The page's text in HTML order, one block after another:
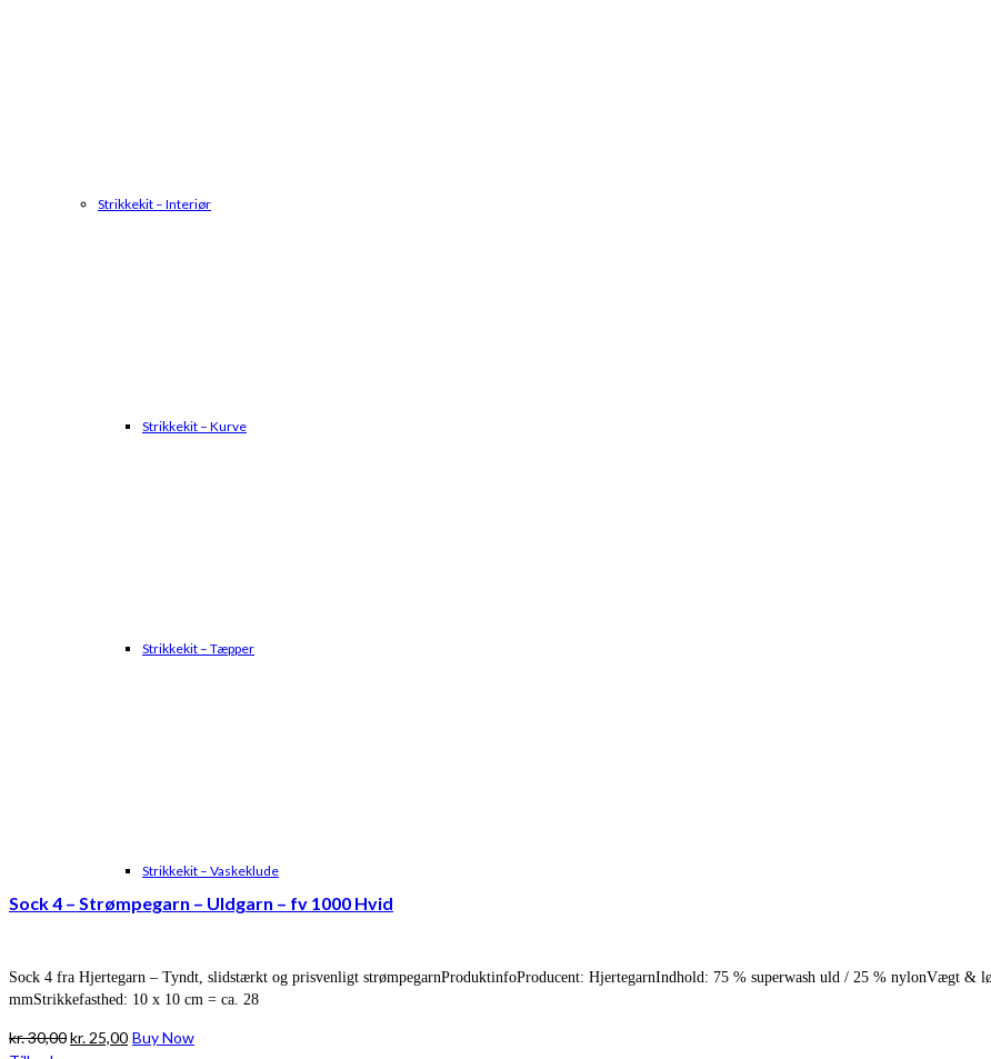
Strikkekit – Interiør
Strikkekit – Kurve
Strikkekit – Tæpper
Strikkekit – Vaskeklude
Sock 4 – Strømpegarn – Uldgarn – fv 1000 Hvid
Sock 4 fra Hjertegarn – Tyndt, slidstærkt og prisvenligt strømpegarnProduktinfoProducent: HjertegarnIndhold: 75 % superwash uld / 25 % nylonVægt &
mmStrikkefasthed: 10 x 10 cm = ca. 28
kr.30,00Den
kr. 25,00Den
Buy Now